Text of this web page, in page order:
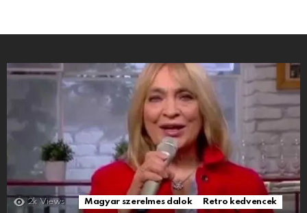
2k Views Magyar szerelmes dalok Retro kedvencek